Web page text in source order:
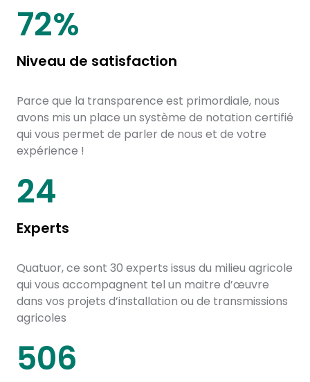
87%
Niveau de satisfaction
Parce que la transparence est primordiale, nous
avons mis un place un système de notation certifié
qui vous permet de parler de nous et de votre
expérience !
30
Experts
Quatuor, ce sont 30 experts issus du milieu agricole
qui vous accompagnent tel un maitre d’œuvre
dans vos projets d’installation ou de transmissions
agricoles
650